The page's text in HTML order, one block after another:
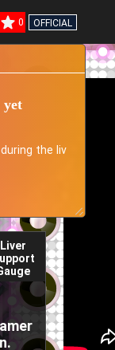
0 OFFICIAL
Liver
yet
the liv